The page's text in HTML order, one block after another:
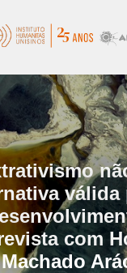
válida
com
Machado